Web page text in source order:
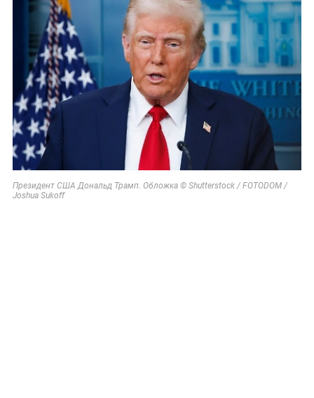
Президент США Дональд Трамп. Обложка © Shutterstock / FOTODOM /
Joshua Sukoff